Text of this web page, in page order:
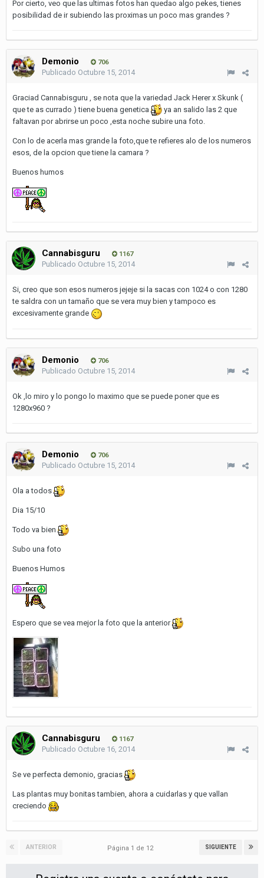
Por cierto, veo que las ultimas fotos han quedao algo pekes, tienes
posibilidad de ir subiendo las proximas un poco mas grandes ?
Demonio 706
Publicado Octubre 15, 2014
Graciad Cannabisguru , se nota que la variedad Jack Herer x Skunk (
que te as currado ) tiene buena genetica
ya an salido las 2 que
faltavan por abrirse un poco ,esta noche subire una foto.
Con lo de acerla mas grande la foto,que te refieres alo de los numeros
esos, de la opcion que tiene la camara ?
Buenos humos
Cannabisguru 1167
Publicado Octubre 15, 2014
Si, creo que son esos numeros jejeje si la sacas con 1024 o con 1280
te saldra con un tamaño que se vera muy bien y tampoco es
excesivamente grande
Demonio 706
Publicado Octubre 15, 2014
Ok ,lo miro y lo pongo lo maximo que se puede poner que es
1280x960 ?
Demonio 706
Publicado Octubre 15, 2014
Ola a todos
Dia 15/10
Todo va bien
Subo una foto
Buenos Humos
Espero que se vea mejor la foto que la anterior
Cannabisguru 1167
Publicado Octubre 16, 2014
Se ve perfecta demonio, gracias
Las plantas muy bonitas tambien, ahora a cuidarlas y que vallan
creciendo
ANTERIOR SIGUIENTE
Página 1 de 12